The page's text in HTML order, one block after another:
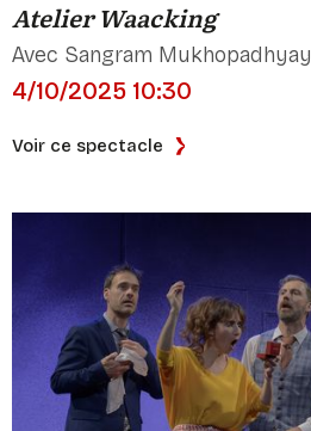
Atelier Waacking
Avec Sangram Mukhopadhyay
4/10/2025 10:30
Voir ce spectacle